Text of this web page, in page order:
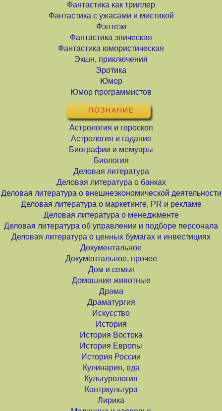
Фантастика как триллер
Фантастика с ужасами и мистикой
Фэнтези
Фантастика эпическая
Фантастика юмористическая
Экшн, приключения
Эротика
Юмор
Юмор программистов
ПОЗНАНИЕ
Астрология и гороскоп
Астрология и гадание
Биографии и мемуары
Биология
Деловая литература
Деловая литература о банках
Деловая литература о внешнеэкономической деятельности
Деловая литература о маркетинге, PR и рекламе
Деловая литература о менеджменте
Деловая литература об управлении и подборе персонала
Деловая литература о ценных бумагах и инвестициях
Документальное
Документальное, прочее
Дом и семья
Домашние животные
Драма
Драматургия
Искусство
История
История Востока
История Европы
История России
Кулинария, еда
Культурология
Контркультура
Лирика